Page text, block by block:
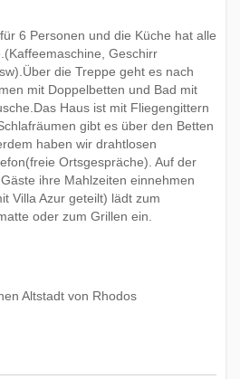
6 Personen und die Küche hat alle
Geschirr
die Treppe geht es nach
mit Doppelbetten und Bad mit
Haus ist mit Fliegengittern
gibt es über den Betten
haben wir drahtlosen
Ortsgespräche). Auf der
ihre Mahlzeiten einnehmen
Villa Azur geteilt) lädt zum
oder zum Grillen ein.
Altstadt von Rhodos